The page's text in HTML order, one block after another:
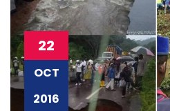
22
OCT
2016